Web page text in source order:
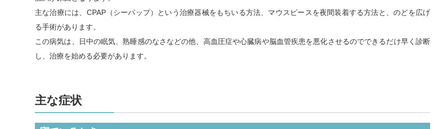
主な治療には、CPAP（シーパップ）という治療器械をもちいる方法、マウスピースを夜間装着する方法と、のどを広げ
る手術があります。
この病気は、日中の眠気、熟睡感のなさなどの他、高血圧症や心臓病や脳血管疾患を悪化させるのでできるだけ早く診断
し、治療を始める必要があります。
主な症状